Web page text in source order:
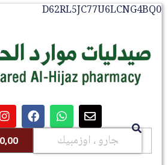
D62RL5JC77U6LCNG4BQ0
0,00